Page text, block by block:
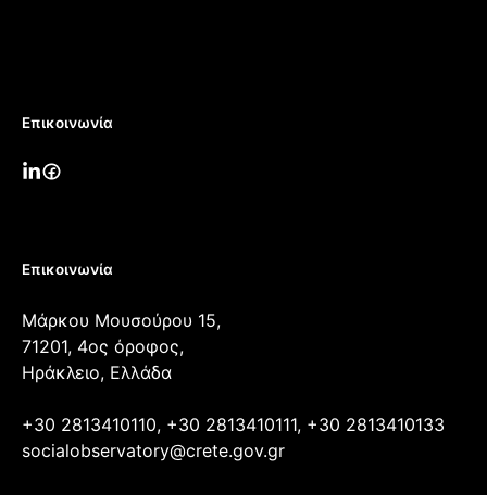
Επικοινωνία
Επικοινωνία
Μάρκου Μουσούρου 15,
71201, 4ος όροφος,
Ηράκλειο, Ελλάδα
+30 2813410110, +30 2813410111, +30 2813410133
socialobservatory@crete.gov.gr